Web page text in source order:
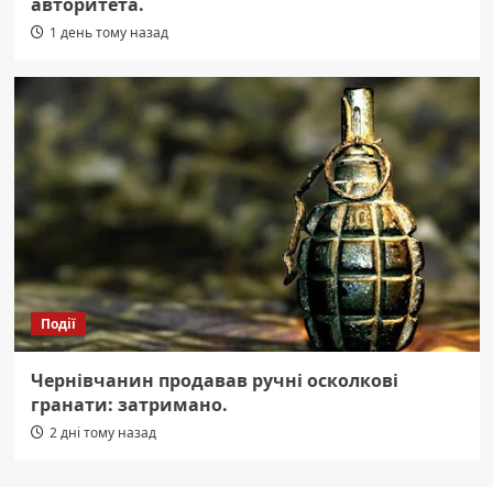
1 день тому назад
Події
Чернівчанин продавав ручні осколкові
гранати: затримано.
2 дні тому назад